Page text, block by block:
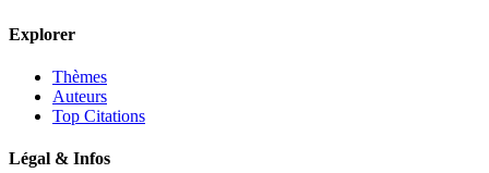
Explorer
Thèmes
Auteurs
Top Citations
Légal & Infos